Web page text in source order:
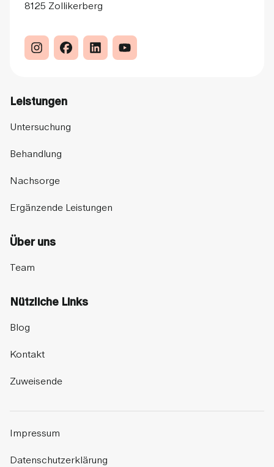
8125 Zollikerberg
Leistungen
Untersuchung
Behandlung
Nachsorge
Ergänzende Leistungen
Über uns
Team
Nützliche Links
Blog
Kontakt
Zuweisende
Impressum
Datenschutzerklärung